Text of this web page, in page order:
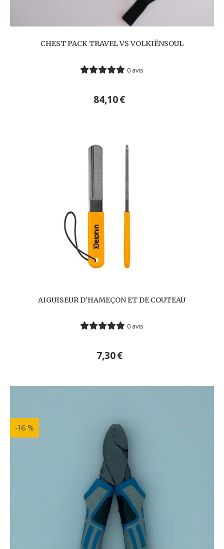
CHEST PACK TRAVEL VS VOLKIËNSOUL
0 avis
84,10€
AIGUISEUR D'HAMEÇON ET DE COUTEAU
0 avis
7,30€
-16 %